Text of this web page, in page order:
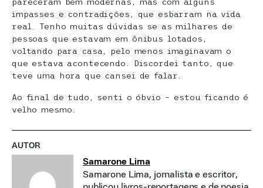
impasses e contradições, que esbarram na vida
real. Tenho muitas dúvidas se as milhares de
pessoas que estavam em ônibus lotados,
voltando para casa, pelo menos imaginavam o
que estava acontecendo. Discordei tanto, que
teve uma hora que cansei de falar.
Ao final de tudo, senti o óbvio – estou ficando é
velho mesmo.
AUTOR
Samarone Lima
Samarone Lima, jornalista e escritor,